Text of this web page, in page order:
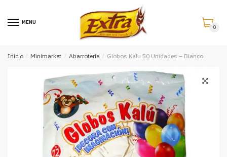
MENU
0
Inicio / Minimarket / Abarrotería / Globos Kalu 50 Unidades – Blanco